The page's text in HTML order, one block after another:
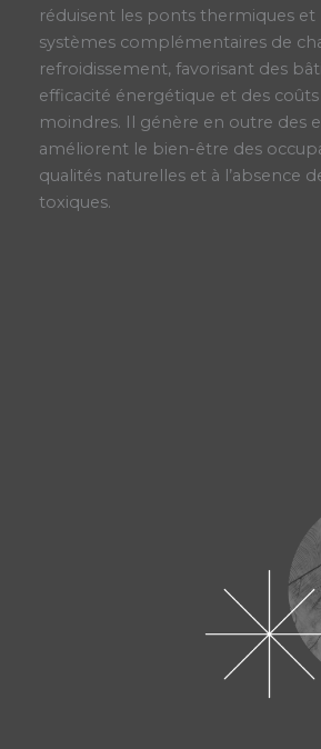
réduisent les ponts thermiques et
systèmes complémentaires de
refroidissement, favorisant des
efficacité énergétique et des
moindres. Il génère en outre des
améliorent le bien-être des
qualités naturelles et à l’absence
toxiques.